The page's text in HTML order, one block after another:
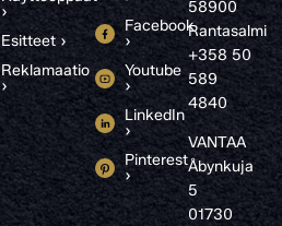
›
Esitteet ›
Reklamaatio
›
Facebook
›
Youtube
›
LinkedIn
›
Pinterest
›
58900
Rantasalmi
+358 50
589
4840
VANTAA
Åbynkuja
5
01730